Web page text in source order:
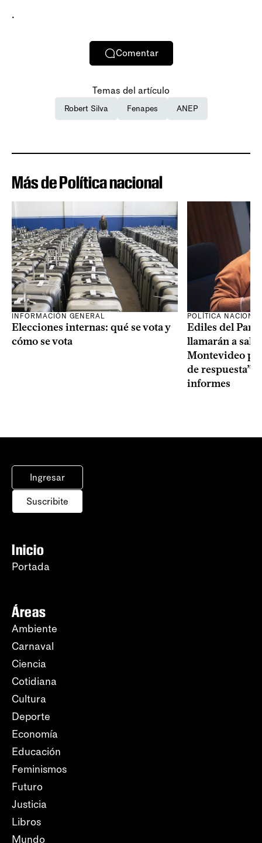
.
Comentar
Temas del artículo
Robert Silva Fenapes ANEP
Más de Política nacional
INFORMACIÓN GENERAL
Elecciones internas: qué se vota y
cómo se vota
POLÍTICA
Ediles del
llamarán a sala
Montevideo
de respuesta”
informes
Ingresar
Suscribite
Inicio
Portada
Áreas
Ambiente
Carnaval
Ciencia
Cotidiana
Cultura
Deporte
Economía
Educación
Feminismos
Futuro
Justicia
Libros
Mundo